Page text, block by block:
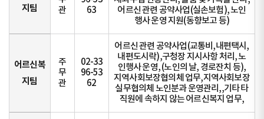
지팀
관
63
어르신 관련 공약사업(실손보험), 노인
행사 운영 지원(동향보고 등)
어르신복
지팀
주
무
관
02-33
96-53
62
어르신 관련 공약사업(교통비,내편택시,
내편도시락),구청장 지시사항 처리, 노
인행사 운영, (노인의 날, 경로잔치 등),
지역사회보장협의체 업무,지역사회보장
실무협의체 노인분과 운영관리,,기타 타
직원에 속하지 않는 어르신복지 업무,